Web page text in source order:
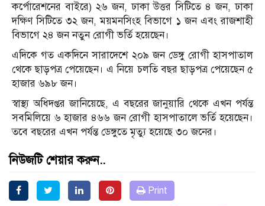
কর্পোরেশনের বাইরে) ২৬ জন, ঢাকা উত্তর সিটিতে ৪ জন, ঢাকা
দক্ষিণ সিটিতে ৩২ জন, ময়মনসিংহ বিভাগে ১ জন এবং রাজশাহী
বিভাগে ২৪ জন নতুন রোগী ভর্তি হয়েছেন।
এদিকে গত একদিনে সারাদেশে ২০৯ জন ডেঙ্গু রোগী হাসপাতাল
থেকে ছাড়পত্র পেয়েছেন। এ নিয়ে চলতি বছর ছাড়পত্র পেয়েছেন ৫
হাজার ৬৯৮ জন।
স্বাস্থ্য অধিদপ্তর জানিয়েছে, এ বছরের জানুয়ারি থেকে এখন পর্যন্ত
সবমিলিয়ে ৬ হাজার ৪৬৬ জন রোগী হাসপাতালে ভর্তি হয়েছেন।
তবে বছরের এখন পর্যন্ত ডেঙ্গুতে মৃত্যু হয়েছে ৩০ জনের।
নিউজটি শেয়ার করুন..
Print